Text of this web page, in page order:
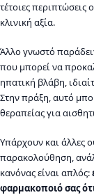
τέτοιες περιπτώσεις
κλινική αξία.
Άλλο γνωστό
που μπορεί να
ηπατική βλάβη,
Στην πράξη, αυτό
θεραπείας για
Υπάρχουν και άλλες
παρακολούθηση,
κανόνας είναι απλός:
φαρμακοποιό σας